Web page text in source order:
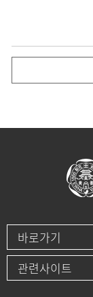
바로가기
관련사이트